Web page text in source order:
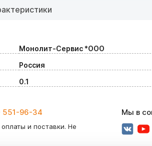
Монолит-Сервис *ООО
Россия
0.1
551-96-34
и поставки. Не
Мы в